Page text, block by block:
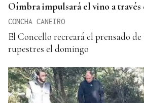
Oímbra impulsará el vino a
CONCHA CANEIRO
El Concello recreará el prensado de
rupestres el domingo